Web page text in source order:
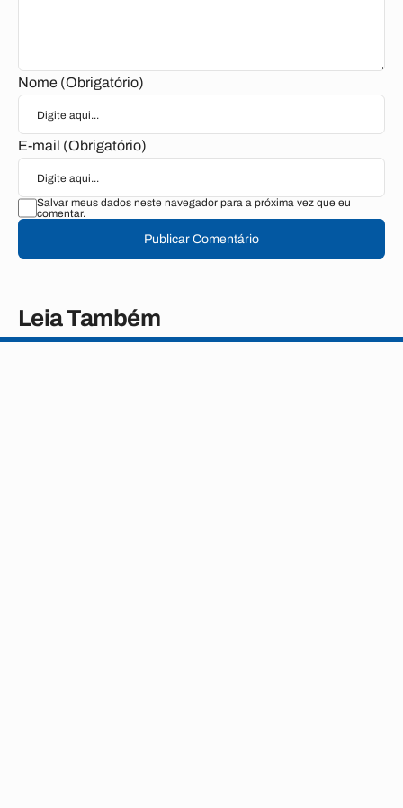
Nome (Obrigatório)
E-mail (Obrigatório)
Salvar meus dados neste navegador para a próxima vez que eu
comentar.
Publicar Comentário
Leia Também